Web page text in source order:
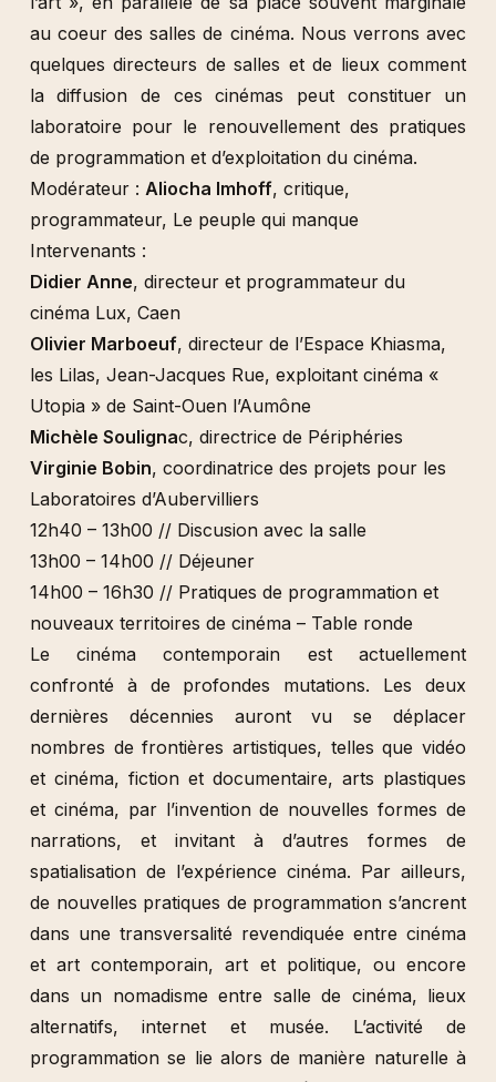
au coeur des salles de cinéma. Nous verrons avec
quelques directeurs de salles et de lieux comment
la diffusion de ces cinémas peut constituer un
laboratoire pour le renouvellement des pratiques
de programmation et d’exploitation du cinéma.
Modérateur : Aliocha Imhoff, critique,
programmateur, Le peuple qui manque
Intervenants :
Didier Anne, directeur et programmateur du
cinéma Lux, Caen
Olivier Marboeuf, directeur de l’Espace Khiasma,
les Lilas, Jean-Jacques Rue, exploitant cinéma «
Utopia » de Saint-Ouen l’Aumône
Michèle Soulignac, directrice de Périphéries
Virginie Bobin, coordinatrice des projets pour les
Laboratoires d’Aubervilliers
12h40 – 13h00 // Discusion avec la salle
13h00 – 14h00 // Déjeuner
14h00 – 16h30 // Pratiques de programmation et
nouveaux territoires de cinéma – Table ronde
Le cinéma contemporain est actuellement
confronté à de profondes mutations. Les deux
dernières décennies auront vu se déplacer
nombres de frontières artistiques, telles que vidéo
et cinéma, fiction et documentaire, arts plastiques
et cinéma, par l’invention de nouvelles formes de
narrations, et invitant à d’autres formes de
spatialisation de l’expérience cinéma. Par ailleurs,
de nouvelles pratiques de programmation s’ancrent
dans une transversalité revendiquée entre cinéma
et art contemporain, art et politique, ou encore
dans un nomadisme entre salle de cinéma, lieux
alternatifs, internet et musée. L’activité de
programmation se lie alors de manière naturelle à